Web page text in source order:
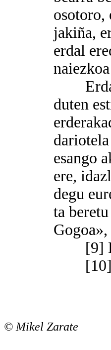
osotoro,
jakiña,
erdal
Erdal
duten
esango
ere,
degu
ta
[9]
[10]
© Mikel Zarate